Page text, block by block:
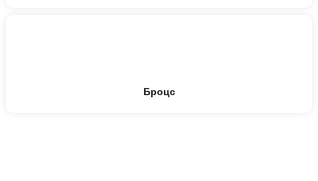
Броцс